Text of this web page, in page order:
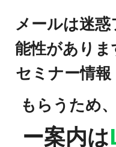
メールは迷
能性がありま
セミナー情
もらうため、
ー案内は